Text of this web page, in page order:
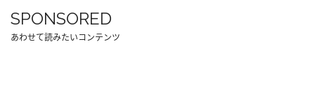
SPONSORED
あわせて読みたいコンテンツ